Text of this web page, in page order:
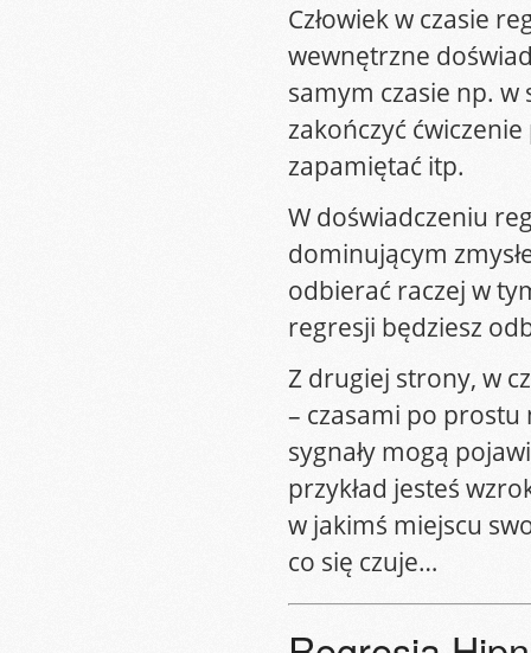
Człowiek w czasie
wewnętrzne
samym czasie np.
zakończyć
zapamiętać itp.
W doświadczeniu
dominującym
odbierać raczej w
regresji będziesz
Z drugiej strony, w
– czasami po
sygnały mogą
przykład jesteś
w jakimś miejscu
co się czuje…